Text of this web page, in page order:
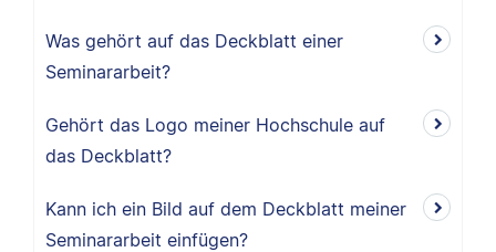
Was gehört auf das Deckblatt einer
Seminararbeit?
Gehört das Logo meiner Hochschule auf
das Deckblatt?
Kann ich ein Bild auf dem Deckblatt meiner
Seminararbeit einfügen?